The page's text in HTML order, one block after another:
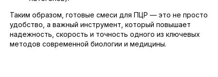
Таким образом, готовые смеси для ПЦР — это не просто
удобство, а важный инструмент, который повышает
надежность, скорость и точность одного из ключевых
методов современной биологии и медицины.
Заказать образцы
Если вам необходимо получить полную
информацию о ценах на продукцию,
то вы можете сделать это, нажав на кнопку